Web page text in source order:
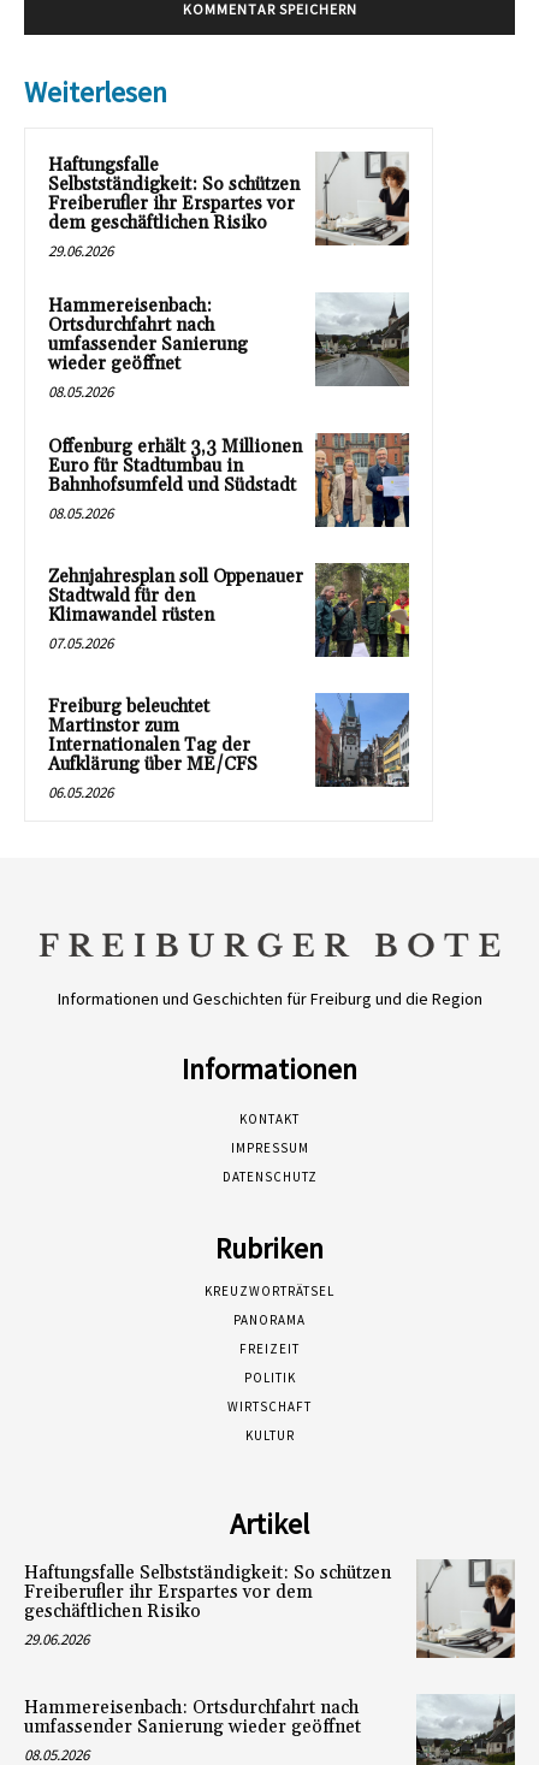
Weiterlesen
Haftungsfalle
Selbstständigkeit: So schützen
Freiberufler ihr Erspartes vor
dem geschäftlichen Risiko
29.06.2026
Hammereisenbach:
Ortsdurchfahrt nach
umfassender Sanierung
wieder geöffnet
08.05.2026
Offenburg erhält 3,3 Millionen
Euro für Stadtumbau in
Bahnhofsumfeld und Südstadt
08.05.2026
Zehnjahresplan soll Oppenauer
Stadtwald für den
Klimawandel rüsten
07.05.2026
Freiburg beleuchtet
Martinstor zum
Internationalen Tag der
Aufklärung über ME/CFS
06.05.2026
Informationen und Geschichten für Freiburg und die Region
Informationen
KONTAKT
IMPRESSUM
DATENSCHUTZ
Rubriken
KREUZWORTRÄTSEL
PANORAMA
FREIZEIT
POLITIK
WIRTSCHAFT
KULTUR
Artikel
Haftungsfalle Selbstständigkeit: So schützen
Freiberufler ihr Erspartes vor dem
geschäftlichen Risiko
29.06.2026
Hammereisenbach: Ortsdurchfahrt nach
umfassender Sanierung wieder geöffnet
08.05.2026